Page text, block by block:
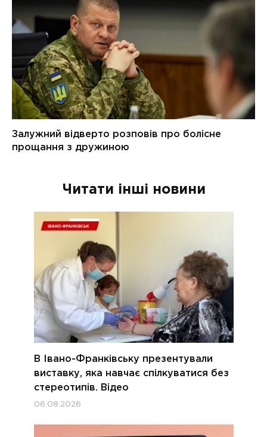
Читати інші новини
В Івано-Франківську презентували
виставку, яка навчає спілкуватися без
стереотипів. Відео
06.08.2026